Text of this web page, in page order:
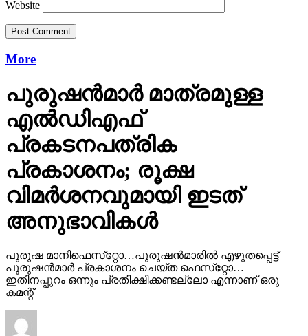
Website
More
പുരുഷന്‍മാര്‍ മാത്രമുള്ള
എല്‍ഡിഎഫ്
പ്രകടനപത്രിക
പ്രകാശനം; രൂക്ഷ
വിമര്‍ശനവുമായി ഇടത്
അനുഭാവികൾ
പുരുഷ മാനിഫെസ്‌റ്റോ…പുരുഷന്‍മാരില്‍ എഴുതപ്പെട്ട്
പുരുഷന്‍മാര്‍ പ്രകാശനം ചെയ്ത ഫെസ്‌റ്റോ…
ഇതിനപ്പുറം ഒന്നും പ്രതീക്ഷിക്കണ്ടല്ലോ എന്നാണ് ഒരു
കമന്റ്